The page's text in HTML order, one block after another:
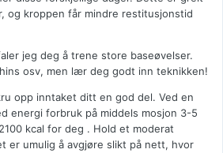
og kroppen får mindre restitusjonstid
jeg deg å trene store baseøvelser.
osv, men lær deg godt inn teknikken!
opp inntaket ditt en god del. Ved en
energi forbruk på middels mosjon 3-5
kcal for deg . Hold et moderat
er umulig å avgjøre slikt på nett, hvor